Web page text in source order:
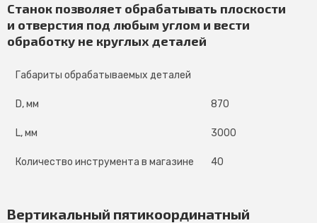
Станок позволяет обрабатывать плоскости
и отверстия под любым углом и вести
обработку не круглых деталей
Габариты обрабатываемых деталей
D, мм 870
L, мм 3000
Количество инструмента в магазине 40
Вертикальный пятикоординатный